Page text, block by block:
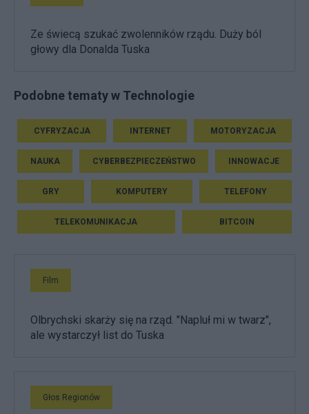
Ze świecą szukać zwolenników rządu. Duży ból
głowy dla Donalda Tuska
Podobne tematy w Technologie
CYFRYZACJA INTERNET MOTORYZACJA
NAUKA CYBERBEZPIECZEŃSTWO INNOWACJE
GRY KOMPUTERY TELEFONY
TELEKOMUNIKACJA BITCOIN
Film
Olbrychski skarży się na rząd. "Napluł mi w twarz",
ale wystarczył list do Tuska
Głos Regionów